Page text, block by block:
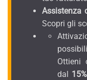
Assistenza
Scopri gli
Ottieni
dal 15%